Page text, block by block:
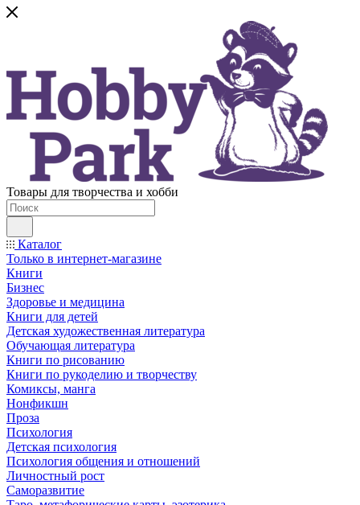
Товары для творчества и хобби
Каталог
Только в интернет-магазине
Книги
Бизнес
Здоровье и медицина
Книги для детей
Детская художественная литература
Обучающая литература
Книги по рисованию
Книги по рукоделию и творчеству
Комиксы, манга
Нонфикшн
Проза
Психология
Детская психология
Психология общения и отношений
Личностный рост
Саморазвитие